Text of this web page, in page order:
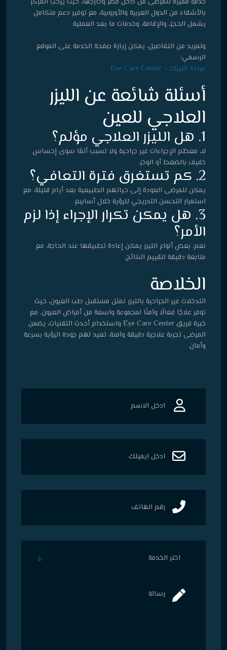
بالأشقاء من الدول العربية والأوروبية، مع توفير دعم متكامل
يشمل الحجز، والإقامة، وخدمات ما بعد العملية.
ولمزيد من التفاصيل، يمكن زيارة صفحة الخدمة على الموقع
الرسمي:
عيادة الليزك – Eye Care Center
أسئلة شائعة عن الليزر
العلاجي للعين
1. هل الليزر العلاجي مؤلم؟
لا، معظم الإجراءات غير جراحية ولا تسبب ألمًا سوى إحساس
خفيف بالضغط أو الوخز.
2. كم تستغرق فترة التعافي؟
يمكن للمرضى العودة إلى حياتهم الطبيعية بعد أيام قليلة، مع
استمرار التحسن التدريجي للرؤية خلال أسابيع.
3. هل يمكن تكرار الإجراء إذا لزم
الأمر؟
نعم، بعض أنواع الليزر يمكن إعادة تطبيقها عند الحاجة، مع
متابعة دقيقة لتقييم النتائج.
الخلاصة
التدخلات غير الجراحية بالليزر تمثل مستقبل طب العيون، حيث
توفر علاجًا فعالًا وآمنًا لمجموعة واسعة من أمراض العيون. مع
خبرة فريق Eye Care Center واستخدام أحدث التقنيات، يضمن
المرضى تجربة علاجية دقيقة وآمنة، تعيد لهم جودة الرؤية بسرعة
وأمان.
اختر الخدمة